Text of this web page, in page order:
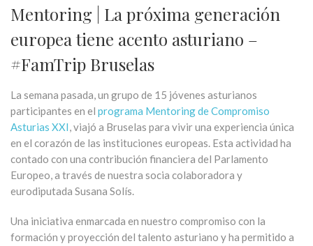
Mentoring | La próxima generación
europea tiene acento asturiano –
#FamTrip Bruselas
La semana pasada, un grupo de 15 jóvenes asturianos
participantes en el programa Mentoring de Compromiso
Asturias XXI, viajó a Bruselas para vivir una experiencia única
en el corazón de las instituciones europeas. Esta actividad ha
contado con una contribución financiera del Parlamento
Europeo, a través de nuestra socia colaboradora y
eurodiputada Susana Solís.
Una iniciativa enmarcada en nuestro compromiso con la
formación y proyección del talento asturiano y ha permitido a